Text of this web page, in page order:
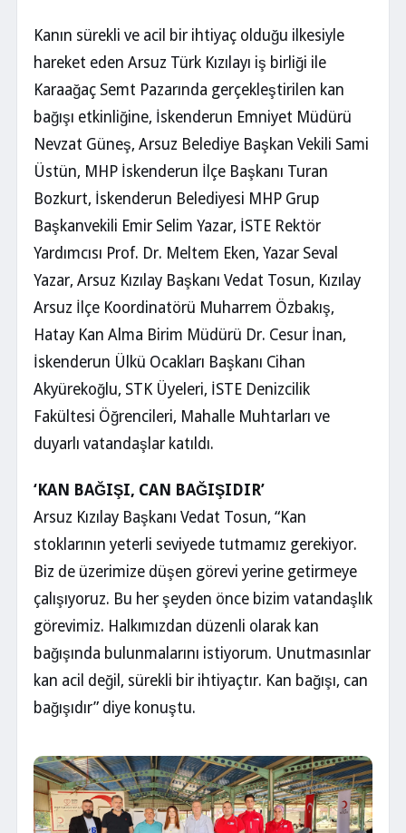
Kanın sürekli ve acil bir ihtiyaç olduğu ilkesiyle
hareket eden Arsuz Türk Kızılayı iş birliği ile
Karaağaç Semt Pazarında gerçekleştirilen kan
bağışı etkinliğine, İskenderun Emniyet Müdürü
Nevzat Güneş, Arsuz Belediye Başkan Vekili Sami
Üstün, MHP İskenderun İlçe Başkanı Turan
Bozkurt, İskenderun Belediyesi MHP Grup
Başkanvekili Emir Selim Yazar, İSTE Rektör
Yardımcısı Prof. Dr. Meltem Eken, Yazar Seval
Yazar, Arsuz Kızılay Başkanı Vedat Tosun, Kızılay
Arsuz İlçe Koordinatörü Muharrem Özbakış,
Hatay Kan Alma Birim Müdürü Dr. Cesur İnan,
İskenderun Ülkü Ocakları Başkanı Cihan
Akyürekoğlu, STK Üyeleri, İSTE Denizcilik
Fakültesi Öğrencileri, Mahalle Muhtarları ve
duyarlı vatandaşlar katıldı.
‘KAN BAĞIŞI, CAN BAĞIŞIDIR’
Arsuz Kızılay Başkanı Vedat Tosun, “Kan
stoklarının yeterli seviyede tutmamız gerekiyor.
Biz de üzerimize düşen görevi yerine getirmeye
çalışıyoruz. Bu her şeyden önce bizim vatandaşlık
görevimiz. Halkımızdan düzenli olarak kan
bağışında bulunmalarını istiyorum. Unutmasınlar
kan acil değil, sürekli bir ihtiyaçtır. Kan bağışı, can
bağışıdır” diye konuştu.